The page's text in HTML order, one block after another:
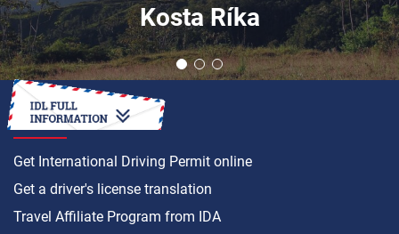
Kosta Ríka
HOW TO
Get International Driving Permit online
Get a driver's license translation
Travel Affiliate Program from IDA